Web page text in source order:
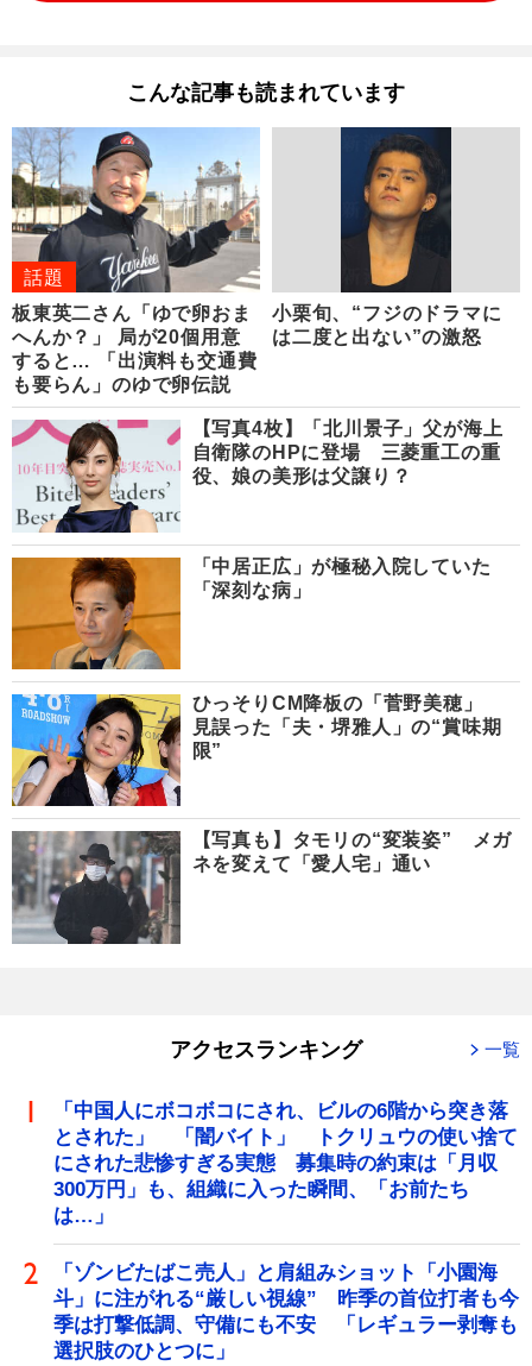
こんな記事も読まれています
話題
板東英二さん「ゆで卵おま
へんか？」 局が20個用意
すると… 「出演料も交通費
も要らん」のゆで卵伝説
小栗旬、“フジのドラマに
は二度と出ない”の激怒
【写真4枚】「北川景子」父が海上
自衛隊のHPに登場 三菱重工の重
役、娘の美形は父譲り？
「中居正広」が極秘入院していた
「深刻な病」
ひっそりCM降板の「菅野美穂」
見誤った「夫・堺雅人」の“賞味期
限”
【写真も】タモリの“変装姿” メガ
ネを変えて「愛人宅」通い
アクセスランキング 一覧
「中国人にボコボコにされ、ビルの6階から突き落
とされた」 「闇バイト」 トクリュウの使い捨て
にされた悲惨すぎる実態 募集時の約束は「月収
300万円」も、組織に入った瞬間、「お前たち
は…」
「ゾンビたばこ売人」と肩組みショット「小園海
斗」に注がれる“厳しい視線” 昨季の首位打者も今
季は打撃低調、守備にも不安 「レギュラー剥奪も
選択肢のひとつに」